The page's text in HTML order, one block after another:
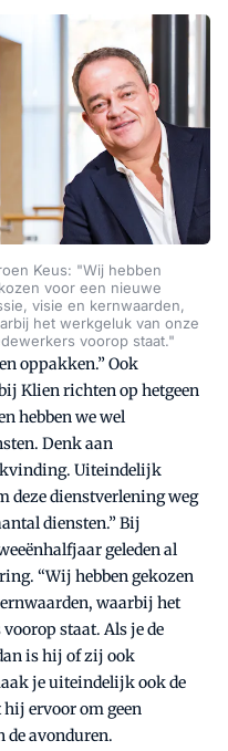
Keus: "Wij hebben
voor een nieuwe
visie en kernwaarden,
het werkgeluk van onze
voorop staat."
oppakken.” Ook
Klien richten op hetgeen
hebben we wel
Denk aan
Uiteindelijk
deze dienstverlening weg
diensten.” Bij
geleden al
“Wij hebben gekozen
waarbij het
staat. Als je de
is hij of zij ook
je uiteindelijk ook de
ervoor om geen
de avonduren.